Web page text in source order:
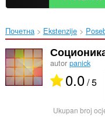
Почетна Ekstenzije
autor panick
0.0/ 5
Ukupan broj